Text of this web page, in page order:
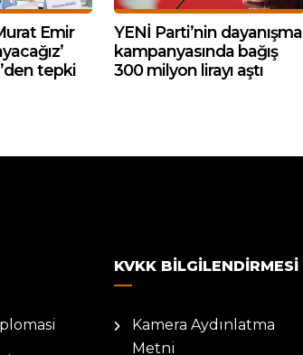
Emir
tepki
YENİ Parti’nin dayanışma
kampanyasında bağış
300 milyon lirayı aştı
KVKK BILGILENDIRMESI
Kamera Aydınlatma
Metni